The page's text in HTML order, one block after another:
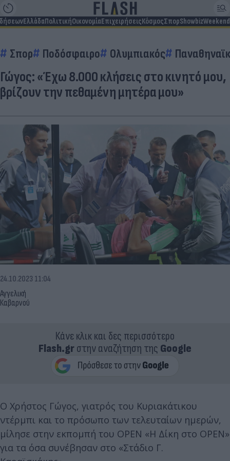
ΕλλάδαΠολιτικήΟικονομίαΕπιχειρήσειςΚόσμοςΣπορShowbizWeekend
Σπορ Ποδόσφαιρο Ολυμπιακός
Γώγος: «Έχω 8.000 κλήσεις στο κινητό μου,
βρίζουν την πεθαμένη μητέρα μου»
Αγγελική
Καβαρνού
24.10.2023 11:04
Κάνε κλικ και δες περισσότερο
Flash.grστην αναζήτηση της Google
Ο Χρήστος Γώγος, γιατρός του Κυριακάτικου
ντέρμπι και το πρόσωπο των τελευταίων ημερών,
μίλησε στην εκπομπή του OPEN «Η Δίκη στο OPEN»
για τα όσα συνέβησαν στο «Στάδιο Γ.